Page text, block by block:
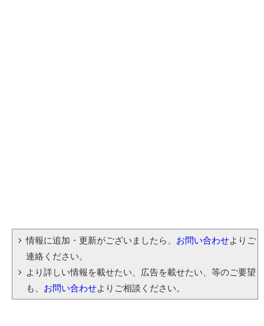
情報に追加・更新がございましたら、 お問い合わせよりご
連絡ください。
より詳しい情報を載せたい、広告を載せたい、等のご要望
も、 お問い合わせよりご相談ください。